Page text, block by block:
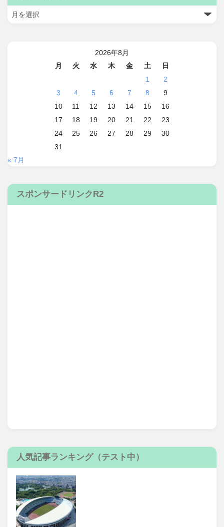
2026年8月
月
火 水 木 金 土
日
1
2
3
4 5 6 7 8
9
10
11 12 13 14 15
16
17
18 19 20 21 22
23
24
25 26 27 28 29
30
31
« 7月
スポンサードリンクR2
人気記事ランキング（テスト中）